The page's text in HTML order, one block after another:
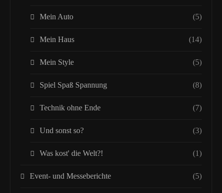
Mein Auto (5)
Mein Haus (14)
Mein Style (5)
Spiel Spaß Spannung (8)
Technik ohne Ende (7)
Und sonst so? (3)
Was kost' die Welt?! (1)
Event- und Messeberichte (5)